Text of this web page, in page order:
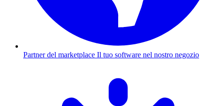
Partner del marketplace Il tuo software nel nostro negozio